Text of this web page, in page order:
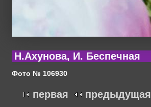
Н.Ахунова, И. Беспечная
Фото № 106930
первая предыдущая